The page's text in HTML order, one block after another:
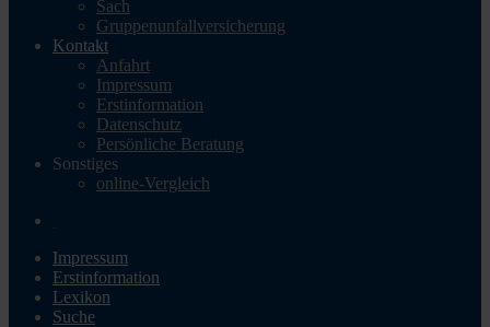
Sach
Gruppenunfallversicherung
Kontakt
Anfahrt
Impressum
Erstinformation
Datenschutz
Persönliche Beratung
Sonstiges
online-Vergleich
Impressum
Erstinformation
Lexikon
Suche